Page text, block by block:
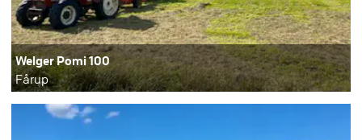
Welger Pomi 100
Fårup